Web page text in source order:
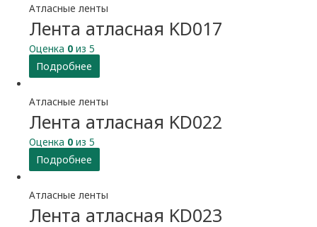
Атласные ленты
Лента атласная KD017
Оценка 0 из 5
Подробнее
Атласные ленты
Лента атласная KD022
Оценка 0 из 5
Подробнее
Атласные ленты
Лента атласная KD023